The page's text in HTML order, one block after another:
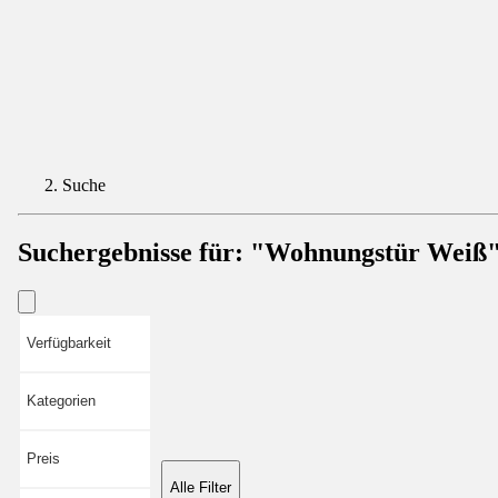
Suche
Suchergebnisse für: "Wohnungstür
Verfügbarkeit
Kategorien
Preis
Alle Filter